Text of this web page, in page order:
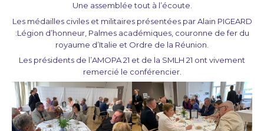
Une assemblée tout à l’écoute.
Les médailles civiles et militaires présentées par Alain PIGEARD
:Légion d’honneur, Palmes académiques, couronne de fer du
royaume d’Italie et Ordre de la Réunion.
Les présidents de l’AMOPA 21 et de la SMLH 21 ont vivement
remercié le conférencier.